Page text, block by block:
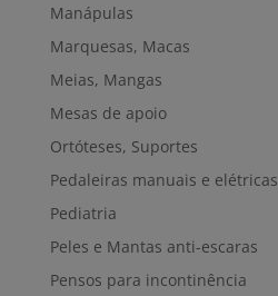
Manápulas
Marquesas, Macas
Meias, Mangas
Mesas de apoio
Ortóteses, Suportes
Pedaleiras manuais e elétricas
Pediatria
Peles e Mantas anti-escaras
Pensos para incontinência